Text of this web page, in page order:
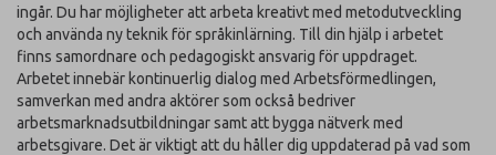
ingår. Du har möjligheter att arbeta kreativt med metodutveckling
och använda ny teknik för språkinlärning. Till din hjälp i arbetet
finns samordnare och pedagogiskt ansvarig för uppdraget.
Arbetet innebär kontinuerlig dialog med Arbetsförmedlingen,
samverkan med andra aktörer som också bedriver
arbetsmarknadsutbildningar samt att bygga nätverk med
arbetsgivare. Det är viktigt att du håller dig uppdaterad på vad som